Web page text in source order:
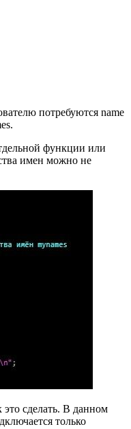
потребуются name
функции или
имен можно не
сделать. В данном
только